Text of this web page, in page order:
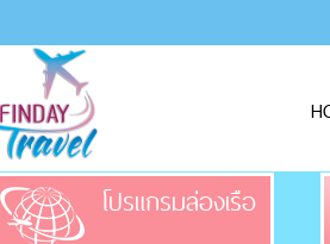
โปรแกรมล่องเรือ